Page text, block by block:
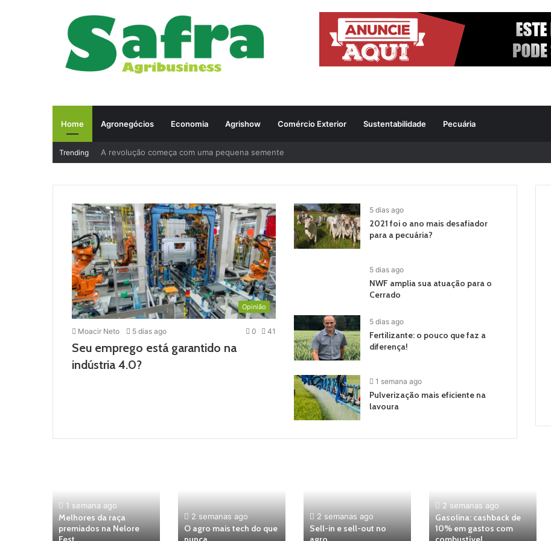
Home Agronegócios Economia Agrishow Comércio Exterior Sustentabilidade Pecuária
Trending A revolução começa com uma pequena semente
Opinião
Moacir Neto 5 dias ago 0 41
Seu emprego está garantido na
indústria 4.0?
5 dias ago
2021 foi o ano mais desafiador
para a pecuária?
5 dias ago
NWF amplia sua atuação para o
Cerrado
5 dias ago
Fertilizante: o pouco que faz a
diferença!
1 semana ago
Pulverização mais eficiente na
lavoura
1 semana ago
Melhores da raça
premiados na Nelore
2 semanas ago
O agro mais tech do que
2 semanas ago
Sell-in e sell-out no
2 semanas ago
Gasolina: cashback de
10% em gastos com